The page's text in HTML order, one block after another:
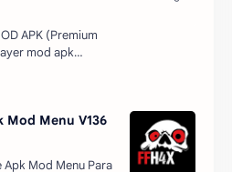
APK (Premium
mod apk
é o melhor leitor
para Android. Com
Mod Menu V136
Apk Mod Menu Para